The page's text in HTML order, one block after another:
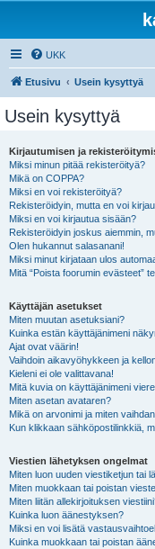
UKK
Etusivu Usein kysyttyä
Usein kysyttyä
Kirjautumisen ja
Miksi minun pitää rekisteröityä?
Mikä on COPPA?
Miksi en voi rekisteröityä?
Rekisteröidyin, mutta en voi
Miksi en voi kirjautua sisään?
Rekisteröidyin joskus aiemmin,
Olen hukannut salasanani!
Miksi minut kirjataan ulos
Mitä “Poista foorumin evästeet”
Käyttäjän asetukset
Miten muutan asetuksiani?
Kuinka estän käyttäjänimeni
Ajat ovat väärin!
Vaihdoin aikavyöhykkeen ja
Kieleni ei ole valittavana!
Mitä kuvia on käyttäjänimeni
Miten asetan avataren?
Mikä on arvonimi ja miten
Kun klikkaan sähköpostilinkkiä,
Viestien lähetyksen ongelmat
Miten luon uuden viestiketjun tai
Miten muokkaan tai poistan
Miten liitän allekirjoituksen
Kuinka luon äänestyksen?
Miksi en voi lisätä
Kuinka muokkaan tai poistan